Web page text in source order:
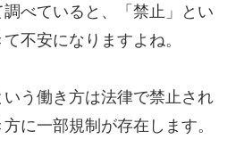
べていると、「禁止」とい
不安になりますよね。
う働き方は法律で禁止され
に一部規制が存在します。